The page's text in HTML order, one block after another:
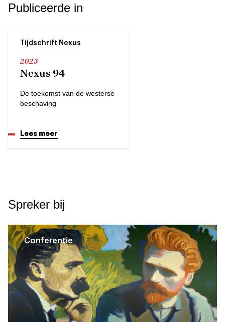
Publiceerde in
Tijdschrift Nexus
2023
Nexus 94
De toekomst van de westerse
beschaving
Lees meer
Spreker bij
Conferentie